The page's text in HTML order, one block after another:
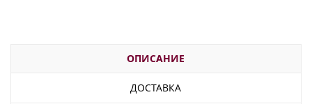
ОПИСАНИЕ
ДОСТАВКА